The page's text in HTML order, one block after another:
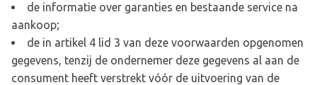
de informatie over garanties en bestaande service na
aankoop;
de in artikel 4 lid 3 van deze voorwaarden opgenomen
gegevens, tenzij de ondernemer deze gegevens al aan de
consument heeft verstrekt vóór de uitvoering van de